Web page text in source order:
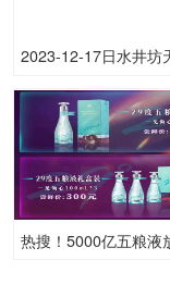
2023-12-17日水井坊
参考价格195一瓶
热搜！5000亿五粮液